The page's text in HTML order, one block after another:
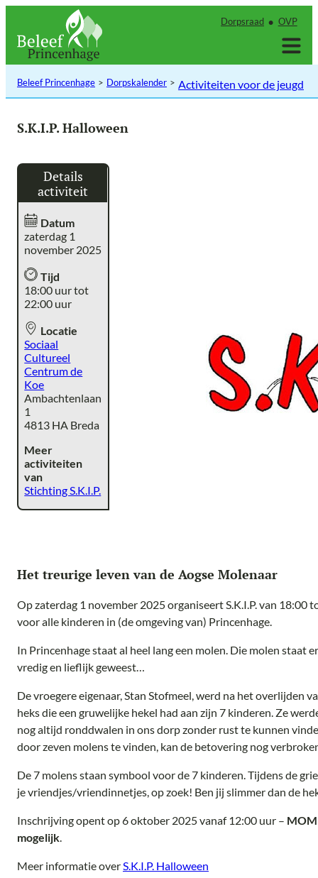
inhoud
Dorpsraad OVP
Beleef Princenhage Dorpskalender Activiteiten voor de jeugd
S.K.I.P. Halloween
Details
activiteit
Datum
zaterdag 1
november 2025
Tijd
18:00 uur tot
22:00 uur
Locatie
Sociaal
Cultureel
Centrum de
Koe
Ambachtenlaan
1
4813 HA Breda
Meer
activiteiten
van
Stichting S.K.I.P.
Het treurige leven van de Aogse Molenaar
Op zaterdag 1 november 2025 organiseert S.K.I.P. van
voor alle kinderen in (de omgeving van) Princenhage.
In Princenhage staat al heel lang een molen. Die molen staat
vredig en lieflijk geweest…
De vroegere eigenaar, Stan Stofmeel, werd na het overlijden
heks die een gruwelijke hekel had aan zijn 7 kinderen. Ze
nog altijd ronddwalen in ons dorp zonder rust te kunnen
door zeven molens te vinden, kan de betovering nog
De 7 molens staan symbool voor de 7 kinderen. Tijdens de
je vriendjes/vriendinnetjes, op zoek! Ben jij slimmer dan de
Inschrijving opent op 6 oktober 2025 vanaf 12:00 uur –
mogelijk
Meer informatie over S.K.I.P. Halloween